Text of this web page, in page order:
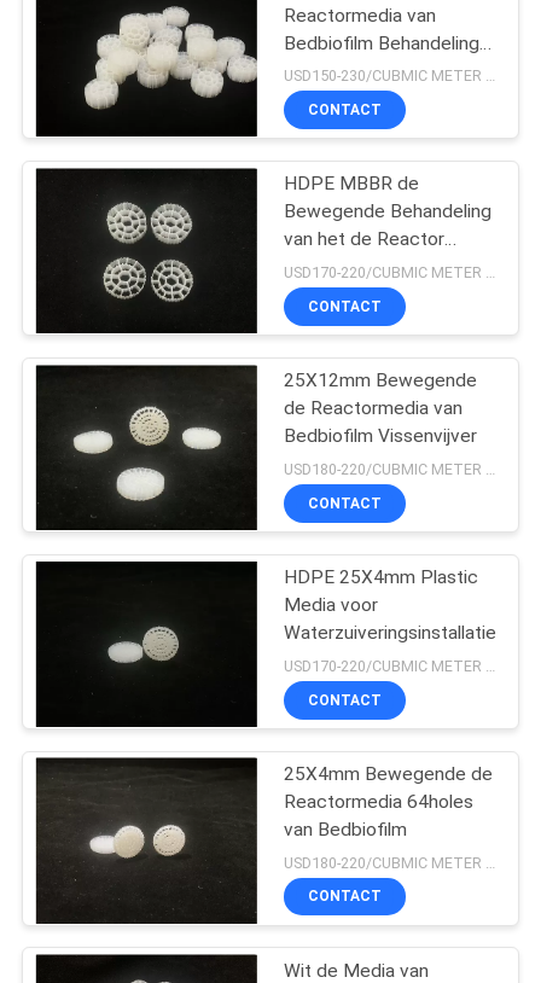
OFFERTE
SITEMAP
PRIVACYBELEID
mbbr dragermedia
22
HDPE Filtermedia
21
De Media van de
afvalwaterfilter
17
De drijvende Media
van de Parelfilter
15
Reactormedia van
Bedbiofilm Behandeling
van het Viskwekerijwater USD150-230/CUBMIC METER MOQ:1CubmicMeter
CONTACT
HDPE MBBR de
Bewegende Behandeling
van het de Reactor
Chemische Water van
Bedbiofilm
USD170-220/CUBMIC METER MOQ:1CubmicMeter
CONTACT
25X12mm Bewegende
de Reactormedia van
Bedbiofilm Vissenvijver
CONTACT
HDPE 25X4mm Plastic
Media voor
Waterzuiveringsinstallatie
CONTACT
25X4mm Bewegende de
Reactormedia 64holes
van Bedbiofilm
CONTACT
Wit de Media van